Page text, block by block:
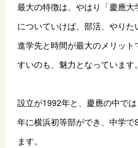
最大の特徴は、やはり「慶應
についていけば、部活、やりた
進学先と時間が最大のメリッ
すいのも、魅力となっています。
設立が1992年と、慶應の中で
年に横浜初等部ができ、中学
ます。